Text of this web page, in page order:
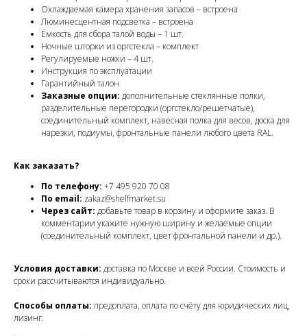
Охлаждаемая камера хранения запасов – встроена
Люминесцентная подсветка – встроена
Ёмкость для сбора талой воды – 1 шт.
Ночные шторки из оргстекла – комплект
Регулируемые ножки – 4 шт.
Инструкция по эксплуатации
Гарантийный талон
Заказные опции: дополнительные стеклянные полки,
разделительные перегородки (оргстекло/решетчатые),
соединительный комплект, навесная полка для весов, доска для
нарезки, подиумы, фронтальные панели любого цвета RAL.
Как заказать?
По телефону: +7 495 920 70 08
По email: zakaz@shelfmarket.su
Через сайт: добавьте товар в корзину и оформите заказ. В
комментарии укажите нужную ширину и желаемые опции
(соединительный комплект, цвет фронтальной панели и др.).
Условия доставки: доставка по Москве и всей России. Стоимость и
сроки рассчитываются индивидуально.
Способы оплаты: предоплата, оплата по счёту для юридических лиц,
лизинг.